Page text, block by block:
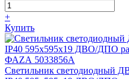
+
Купить
Светильник светодиодный